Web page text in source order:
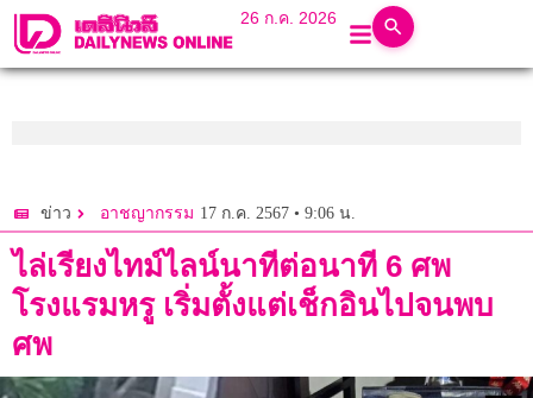
26 ก.ค. 2026
ข่าว อาชญากรรม 17 ก.ค. 2567 • 9:06 น.
ไล่เรียงไทม์ไลน์นาทีต่อนาที 6 ศพ
โรงแรมหรู เริ่มตั้งแต่เช็กอินไปจนพบ
ศพ